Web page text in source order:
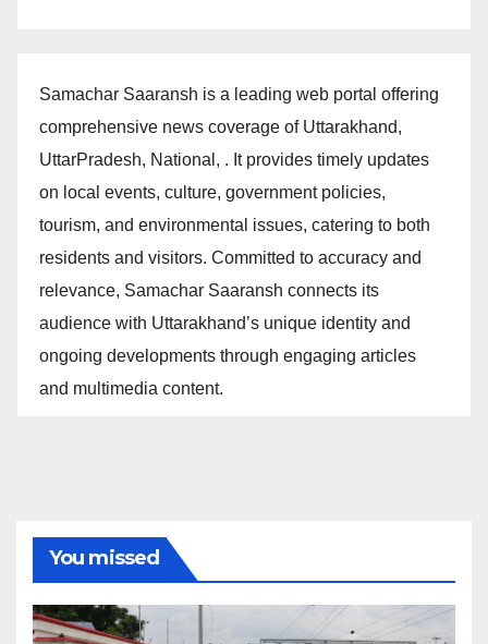
Samachar Saaransh is a leading web portal offering
comprehensive news coverage of Uttarakhand,
UttarPradesh, National, . It provides timely updates
on local events, culture, government policies,
tourism, and environmental issues, catering to both
residents and visitors. Committed to accuracy and
relevance, Samachar Saaransh connects its
audience with Uttarakhand’s unique identity and
ongoing developments through engaging articles
and multimedia content.
You missed